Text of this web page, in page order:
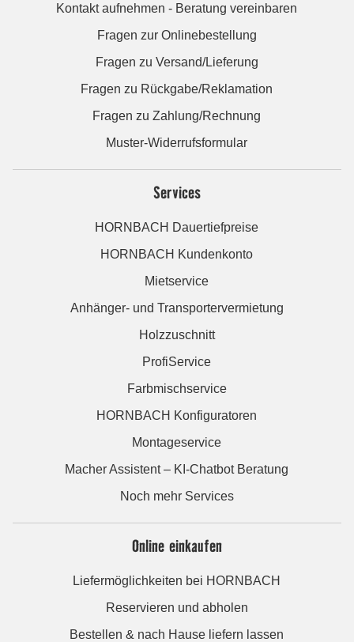
Kontakt aufnehmen - Beratung vereinbaren
Fragen zur Onlinebestellung
Fragen zu Versand/Lieferung
Fragen zu Rückgabe/Reklamation
Fragen zu Zahlung/Rechnung
Muster-Widerrufsformular
Services
HORNBACH Dauertiefpreise
HORNBACH Kundenkonto
Mietservice
Anhänger- und Transportervermietung
Holzzuschnitt
ProfiService
Farbmischservice
HORNBACH Konfiguratoren
Montageservice
Macher Assistent – KI-Chatbot Beratung
Noch mehr Services
Online einkaufen
Liefermöglichkeiten bei HORNBACH
Reservieren und abholen
Bestellen & nach Hause liefern lassen